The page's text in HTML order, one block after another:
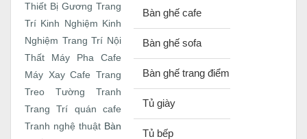
Thiết Bị Gương Trang
Trí Kinh Nghiệm Kinh
Nghiệm Trang Trí Nội
Thất
Máy Pha Cafe
Máy Xay Cafe
Trang
Treo Tường
Tranh
Trang Trí quán cafe
Tranh nghệ thuật Bàn
Bàn ghế cafe
Bàn ghế sofa
Bàn ghế trang điểm
Tủ giày
Tủ bếp